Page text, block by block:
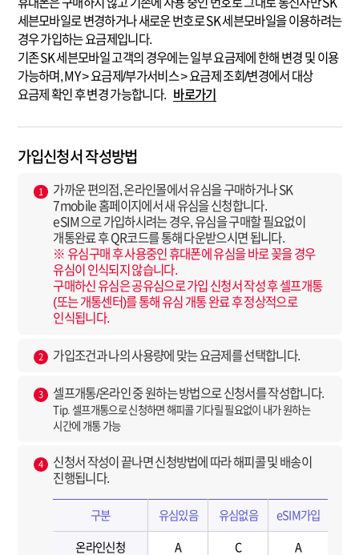
세븐모바일로 변경하거나 새로운 번호로 SK 세븐모바일을 이용하려는
경우 가입하는 요금제입니다.
기존 SK 세븐모바일 고객의 경우에는 일부 요금제에 한해 변경 및 이용
가능하며, MY > 요금제/부가서비스 > 요금제 조회/변경에서 대상
요금제 확인 후 변경 가능합니다.
바로가기
가입신청서 작성방법
1
가까운 편의점, 온라인몰에서 유심을 구매하거나 SK
7mobile 홈페이지에서 새 유심을 신청합니다.
eSIM으로 가입하시려는 경우, 유심을 구매할 필요없이
개통완료 후 QR코드를 통해 다운받으시면 됩니다.
※ 유심구매 후 사용중인 휴대폰에 유심을 바로 꽂을 경우
유심이 인식되지 않습니다.
구매하신 유심은 공유심으로 가입 신청서 작성 후 셀프개통
(또는 개통센터)를 통해 유심 개통 완료 후 정상적으로
인식됩니다.
2 가입조건과 나의 사용량에 맞는 요금제를 선택합니다.
3 셀프개통/온라인 중 원하는 방법으로 신청서를 작성합니다.
Tip. 셀프개통으로 신청하면 해피콜 기다릴 필요없이 내가 원하는
시간에 개통 가능
4
신청서 작성이 끝나면 신청방법에 따라 해피콜 및 배송이
진행됩니다.
구분 유심있음 유심없음 eSIM가입
온라인신청 A C A